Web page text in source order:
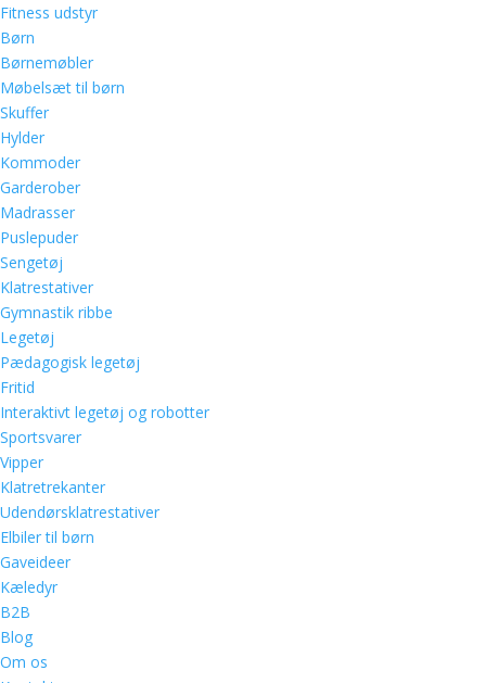
Fitness udstyr
Børn
Børnemøbler
Møbelsæt til børn
Skuffer
Hylder
Kommoder
Garderober
Madrasser
Puslepuder
Sengetøj
Klatrestativer
Gymnastik ribbe
Legetøj
Pædagogisk legetøj
Fritid
Interaktivt legetøj og robotter
Sportsvarer
Vipper
Klatretrekanter
Udendørsklatrestativer
Elbiler til børn
Gaveideer
Kæledyr
B2B
Blog
Om os